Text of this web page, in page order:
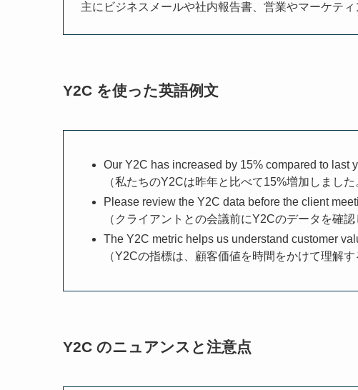
主にビジネスメールや社内報告書、営業やマーケテ
Y2C を使った英語例文
Our Y2C has increased by 15% compared to last
（私たちのY2Cは昨年と比べて15%増加しました
Please review the Y2C data before the client
（クライアントとの会議前にY2Cのデータを確認
The Y2C metric helps us understand customer
（Y2Cの指標は、顧客価値を時間をかけて理解す
Y2C のニュアンスと注意点